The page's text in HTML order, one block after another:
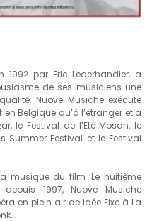
1992 par Eric Lederhandler, a
de ses musiciens une
Nuove Musiche exécute
Belgique qu’à l’étranger et a
le Festival de l’Eté Mosan, le
Summer Festival et le Festival
musique du film ‘Le huitième
1997, Nuove Musiche
en plein air de Idée Fixe à La